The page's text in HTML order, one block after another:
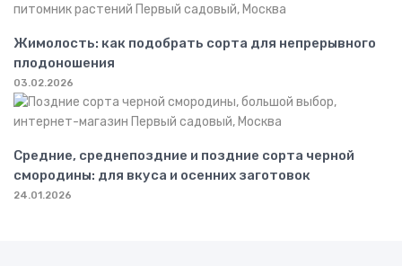
Жимолость: как подобрать сорта для непрерывного
плодоношения
03.02.2026
Средние, среднепоздние и поздние сорта черной
смородины: для вкуса и осенних заготовок
24.01.2026